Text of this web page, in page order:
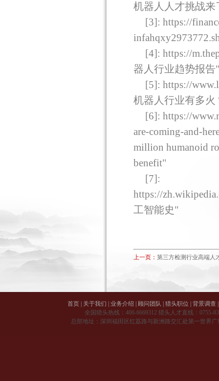
机器人人才挑战来
[3]: https://
[4]: https://
器人行业趋势报告
[5]: https://
机器人行业有多火
[6]: https://
are-coming-and-
million humanoid
benefit"
[7]:
https://
工智能史"
上一页： 第三方检测行业高端人
首页 关于我们 业务介绍 顾问团队 猎头职位 背景调查
全国猎头热线： 400-6669312 猎头人才直线： 0755-
总部地址：深圳福田区红荔路与新洲路交汇处第一世界